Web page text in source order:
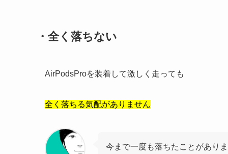
・全く落ちない
AirPodsProを装着して激しく走っても
全く落ちる気配がありません
今まで一度も落ちたことがあり